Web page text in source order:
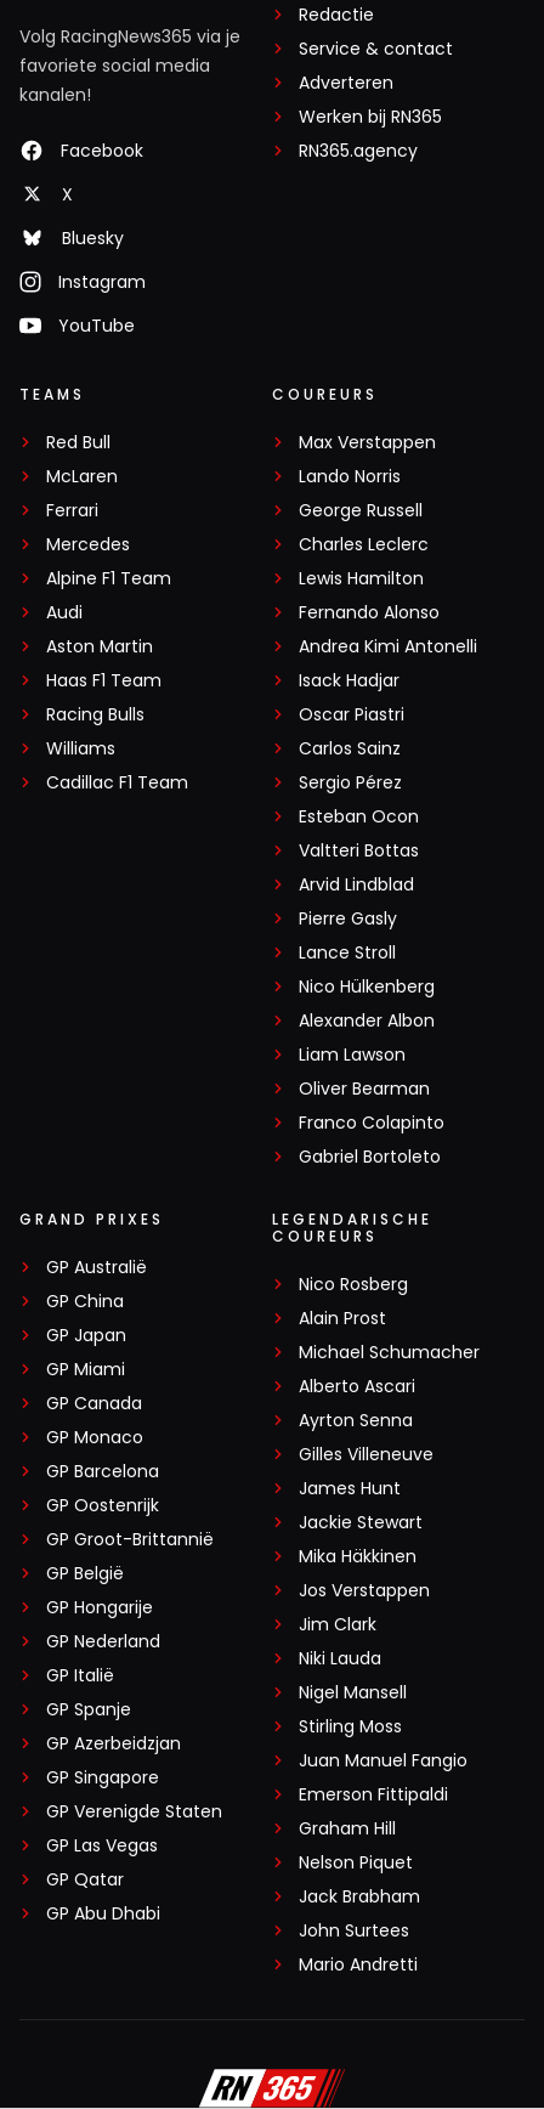
Volg RacingNews365 via je
favoriete social media
kanalen!
Facebook
X
Bluesky
Instagram
YouTube
Redactie
Service & contact
Adverteren
Werken bij RN365
RN365.agency
TEAMS
Red Bull
McLaren
Ferrari
Mercedes
Alpine F1 Team
Audi
Aston Martin
Haas F1 Team
Racing Bulls
Williams
Cadillac F1 Team
COUREURS
Max Verstappen
Lando Norris
George Russell
Charles Leclerc
Lewis Hamilton
Fernando Alonso
Andrea Kimi Antonelli
Isack Hadjar
Oscar Piastri
Carlos Sainz
Sergio Pérez
Esteban Ocon
Valtteri Bottas
Arvid Lindblad
Pierre Gasly
Lance Stroll
Nico Hülkenberg
Alexander Albon
Liam Lawson
Oliver Bearman
Franco Colapinto
Gabriel Bortoleto
GRAND PRIXES
GP Australië
GP China
GP Japan
GP Miami
GP Canada
GP Monaco
GP Barcelona
GP Oostenrijk
GP Groot-Brittannië
GP België
GP Hongarije
GP Nederland
GP Italië
GP Spanje
GP Azerbeidzjan
GP Singapore
GP Verenigde Staten
GP Las Vegas
GP Qatar
GP Abu Dhabi
LEGENDARISCHE
COUREURS
Nico Rosberg
Alain Prost
Michael Schumacher
Alberto Ascari
Ayrton Senna
Gilles Villeneuve
James Hunt
Jackie Stewart
Mika Häkkinen
Jos Verstappen
Jim Clark
Niki Lauda
Nigel Mansell
Stirling Moss
Juan Manuel Fangio
Emerson Fittipaldi
Graham Hill
Nelson Piquet
Jack Brabham
John Surtees
Mario Andretti